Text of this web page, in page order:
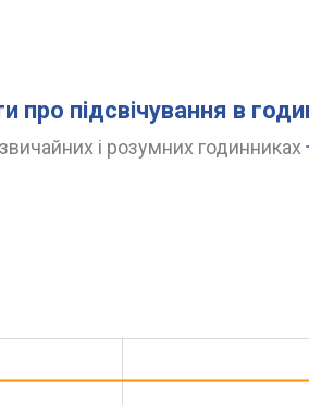
про підсвічування в
і розумних годинниках